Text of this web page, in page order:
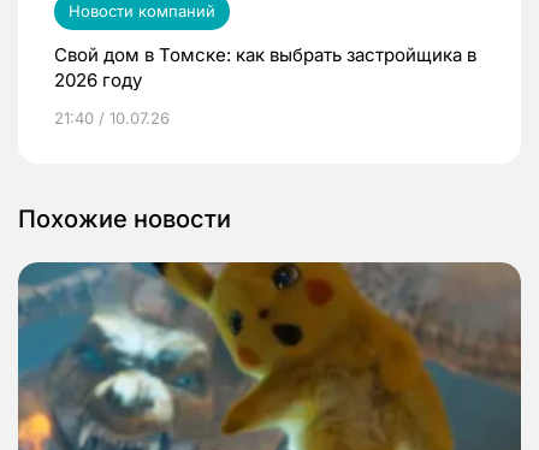
Новости компаний
Свой дом в Томске: как выбрать застройщика в
2026 году
21:40 / 10.07.26
Похожие новости